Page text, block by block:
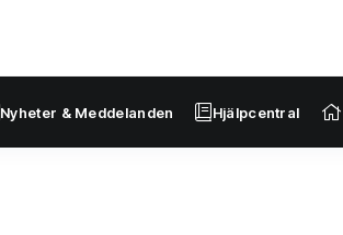
Nyheter & Meddelanden Hjälpcentral